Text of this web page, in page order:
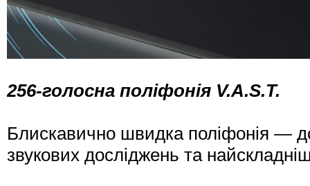
256-голосна поліфонія V.A.S.T.
Блискавично швидка поліфонія —
звукових досліджень та